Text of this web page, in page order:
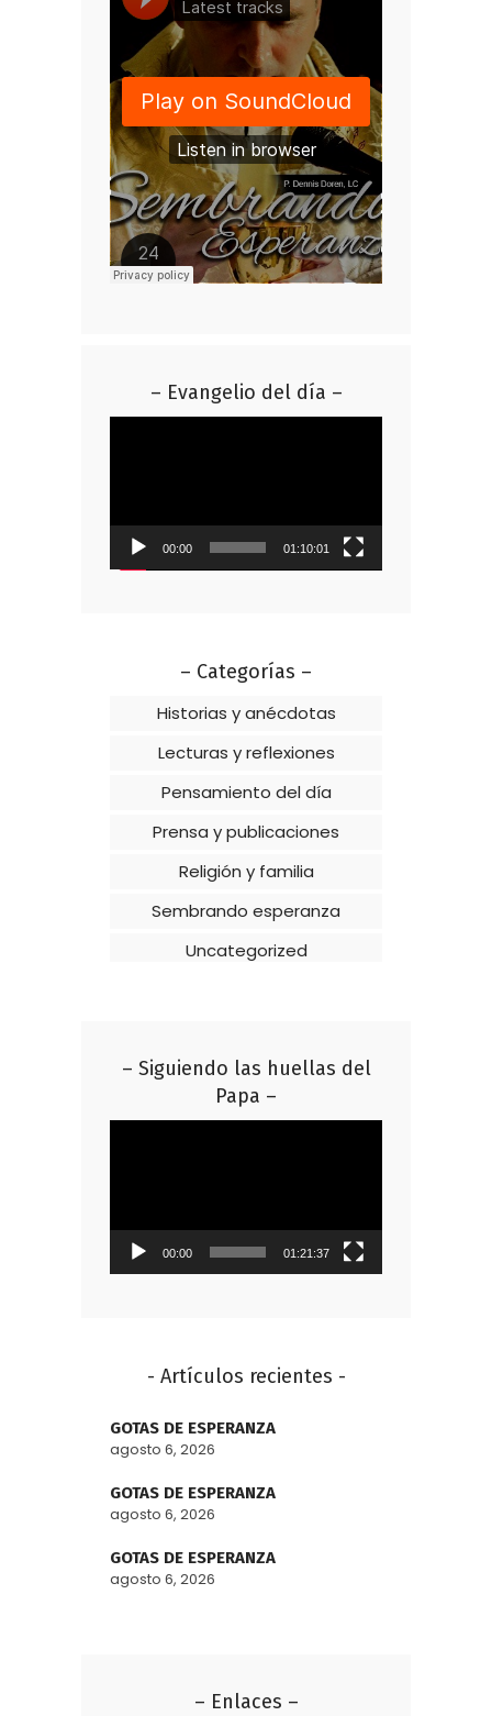
– Evangelio del día –
00:00 01:10:01
– Categorías –
Historias y anécdotas
Lecturas y reflexiones
Pensamiento del día
Prensa y publicaciones
Religión y familia
Sembrando esperanza
Uncategorized
– Siguiendo las huellas del
Papa –
00:00 01:21:37
- Artículos recientes -
GOTAS DE ESPERANZA
agosto 6, 2026
GOTAS DE ESPERANZA
agosto 6, 2026
GOTAS DE ESPERANZA
agosto 6, 2026
– Enlaces –